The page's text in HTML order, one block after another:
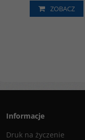
ZOBACZ
Informacje
Druk na życzenie